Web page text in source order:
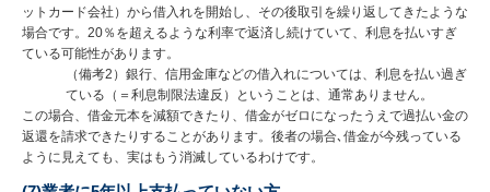
ットカード会社）から借入れを開始し、その後取引を繰り返してきたような
場合です。20％を超えるような利率で返済し続けていて、利息を払いすぎ
ている可能性があります。
（備考2）銀行、信用金庫などの借入れについては、利息を払い過ぎ
ている（＝利息制限法違反）ということは、通常ありません。
この場合、借金元本を減額できたり、借金がゼロになったうえで過払い金の
返還を請求できたりすることがあります。後者の場合､借金が今残っている
ように見えても、実はもう消滅しているわけです。